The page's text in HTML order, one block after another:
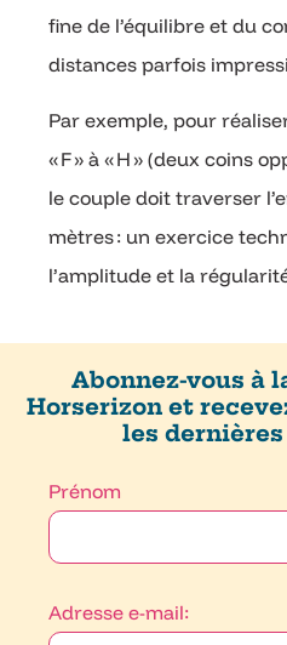
fine de l’équilibre et du
distances parfois
Par exemple, pour
« F » à « H » (deux coins
le couple doit traverser
mètres : un exercice
l’amplitude et la
Abonnez-vous à
Horserizon et
les
Prénom
Adresse e-mail: